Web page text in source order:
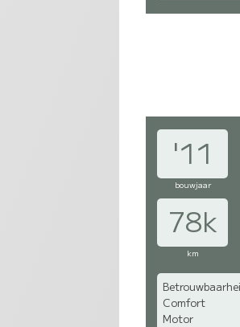
'11
bouwjaar
78k
km
Comfort
Motor